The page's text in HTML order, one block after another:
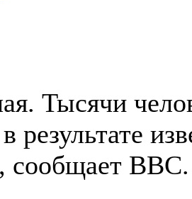
Тысячи
результате
сообщает